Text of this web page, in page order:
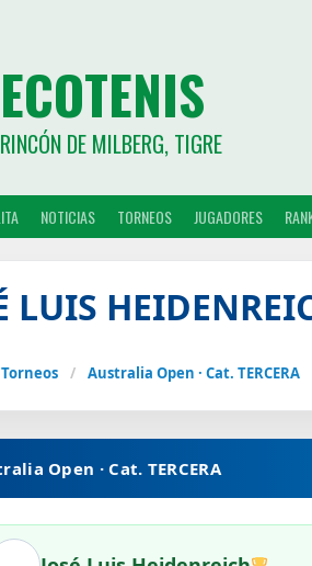
ECOTENIS
RINCÓN DE MILBERG, TIGRE
NOTICIAS TORNEOS JUGADORES
LUIS
Torneos / Australia Open · Cat. TERCERA
Open · Cat. TERCERA